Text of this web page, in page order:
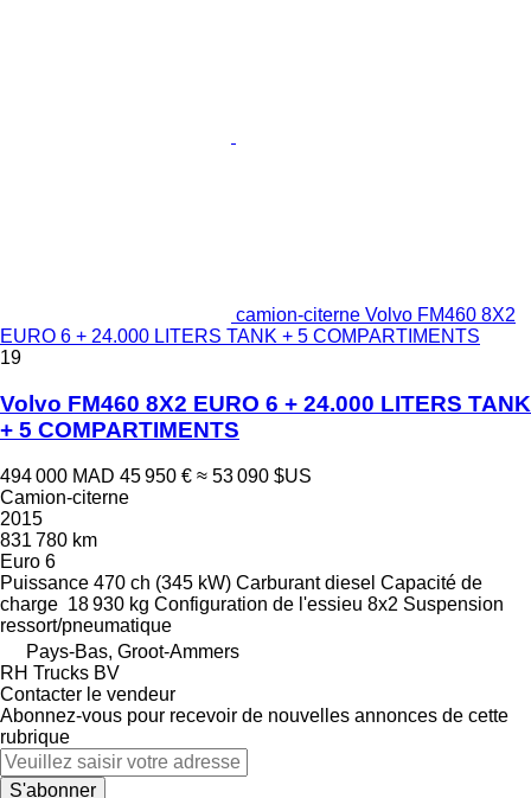
camion-citerne Volvo FM460 8X2
EURO 6 + 24.000 LITERS TANK + 5 COMPARTIMENTS
19
Volvo FM460 8X2 EURO 6 + 24.000 LITERS TANK
+ 5 COMPARTIMENTS
494 000 MAD 45 950 € ≈ 53 090 $US
Camion-citerne
2015
831 780 km
Euro 6
Puissance 470 ch (345 kW) Carburant diesel Capacité de
charge 18 930 kg Configuration de l'essieu 8x2 Suspension
ressort/pneumatique
Pays-Bas, Groot-Ammers
RH Trucks BV
Contacter le vendeur
Abonnez-vous pour recevoir de nouvelles annonces de cette
rubrique
S'abonner